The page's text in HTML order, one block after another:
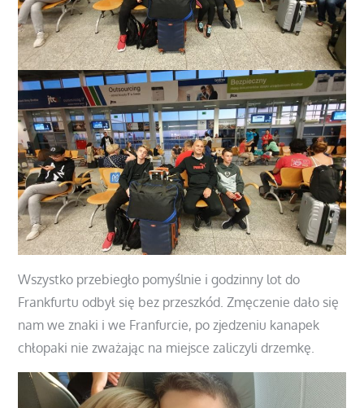
Wszystko przebiegło pomyślnie i godzinny lot do
Frankfurtu odbył się bez przeszkód. Zmęczenie dało się
nam we znaki i we Franfurcie, po zjedzeniu kanapek
chłopaki nie zważając na miejsce zaliczyli drzemkę.